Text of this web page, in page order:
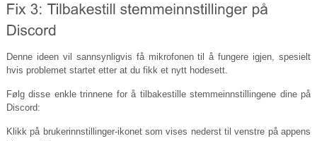
Denne ideen vil sannsynligvis få mikrofonen til å fungere igjen, spesielt
hvis problemet startet etter at du fikk et nytt hodesett.
Følg disse enkle trinnene for å tilbakestille stemmeinnstillingene dine på
Discord:
Klikk på brukerinnstillinger-ikonet som vises nederst til venstre på appens